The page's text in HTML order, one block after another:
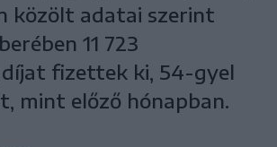
közölt adatai szerint
11 723
fizettek ki, 54-gyel
mint előző hónapban.